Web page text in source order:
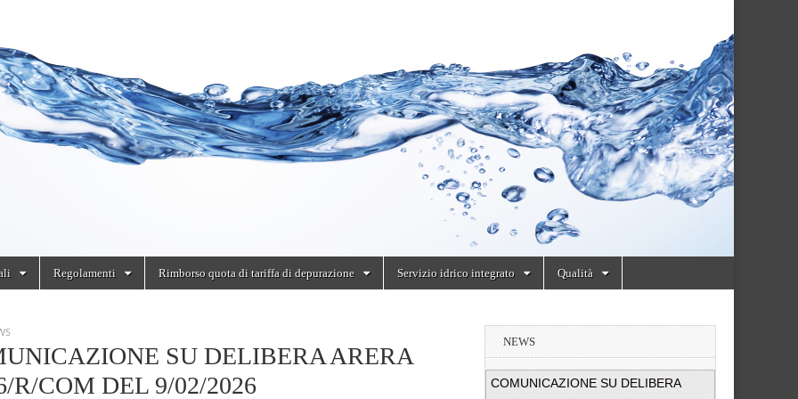
Regolamenti Rimborso quota di tariffa di depurazione Servizio idrico integrato Qualità
SU DELIBERA ARERA
R/COM DEL 9/02/2026
NEWS
COMUNICAZIONE SU DELIBERA